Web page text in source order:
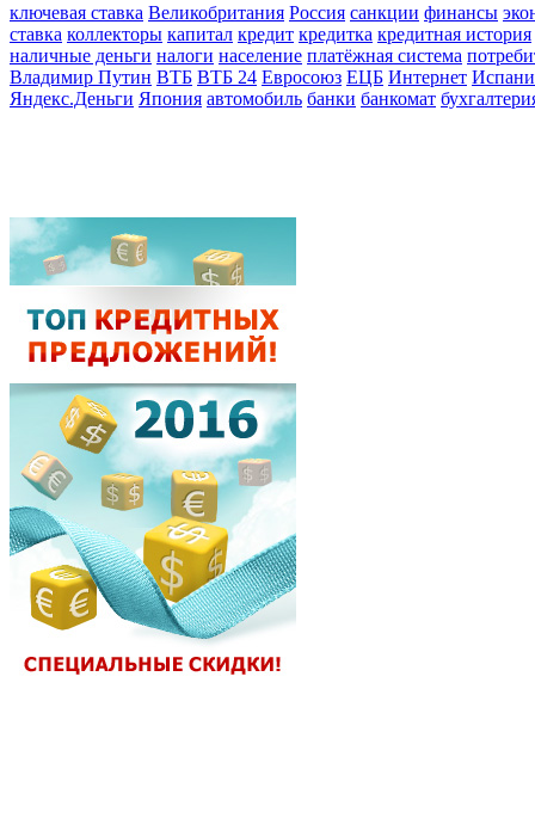
ключевая ставка Великобритания Россия санкции финансы
ставка коллекторы капитал кредит кредитка кредитная история
наличные деньги налоги население платёжная система
Владимир Путин ВТБ ВТБ 24 Евросоюз ЕЦБ Интернет
Яндекс.Деньги Япония автомобиль банки банкомат